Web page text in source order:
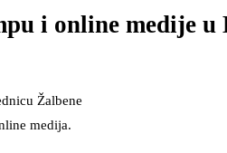
i online medije u
Žalbene
medija.